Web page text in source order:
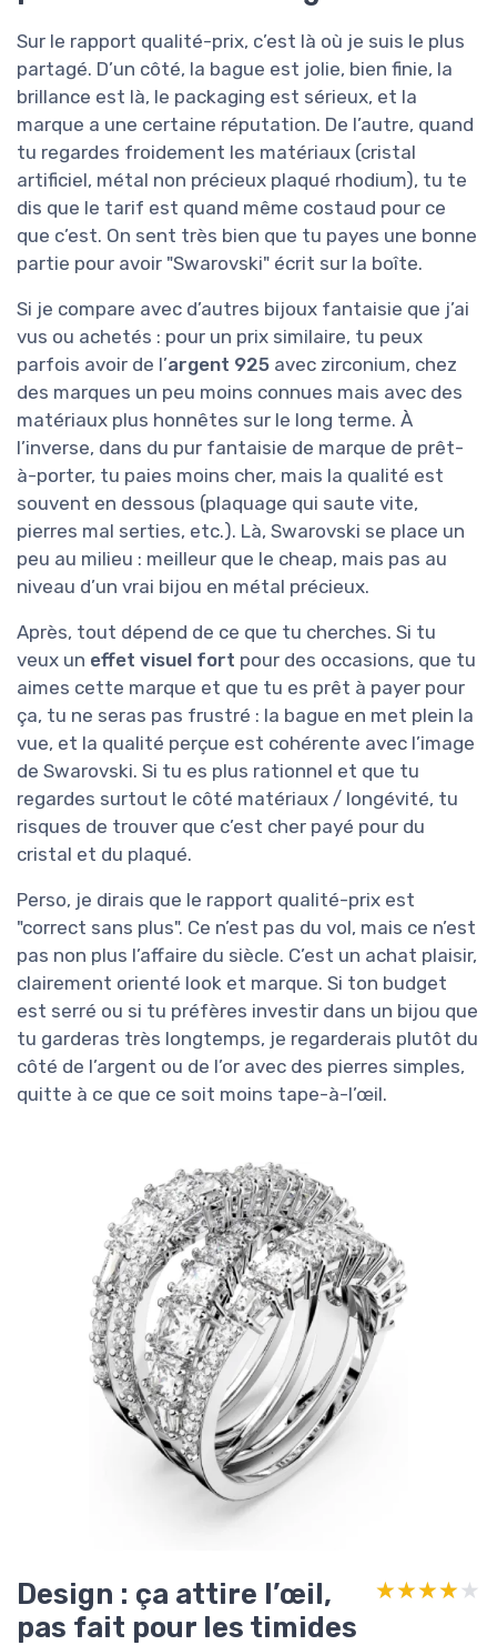
Sur le rapport qualité-prix, c’est là où je suis le plus
partagé. D’un côté, la bague est jolie, bien finie, la
brillance est là, le packaging est sérieux, et la
marque a une certaine réputation. De l’autre, quand
tu regardes froidement les matériaux (cristal
artificiel, métal non précieux plaqué rhodium), tu te
dis que le tarif est quand même costaud pour ce
que c’est. On sent très bien que tu payes une bonne
partie pour avoir "Swarovski" écrit sur la boîte.
Si je compare avec d’autres bijoux fantaisie que j’ai
vus ou achetés : pour un prix similaire, tu peux
parfois avoir de l’argent 925 avec zirconium, chez
des marques un peu moins connues mais avec des
matériaux plus honnêtes sur le long terme. À
l’inverse, dans du pur fantaisie de marque de prêt-
à-porter, tu paies moins cher, mais la qualité est
souvent en dessous (plaquage qui saute vite,
pierres mal serties, etc.). Là, Swarovski se place un
peu au milieu : meilleur que le cheap, mais pas au
niveau d’un vrai bijou en métal précieux.
Après, tout dépend de ce que tu cherches. Si tu
veux un effet visuel fort pour des occasions, que tu
aimes cette marque et que tu es prêt à payer pour
ça, tu ne seras pas frustré : la bague en met plein la
vue, et la qualité perçue est cohérente avec l’image
de Swarovski. Si tu es plus rationnel et que tu
regardes surtout le côté matériaux / longévité, tu
risques de trouver que c’est cher payé pour du
cristal et du plaqué.
Perso, je dirais que le rapport qualité-prix est
"correct sans plus". Ce n’est pas du vol, mais ce n’est
pas non plus l’affaire du siècle. C’est un achat plaisir,
clairement orienté look et marque. Si ton budget
est serré ou si tu préfères investir dans un bijou que
tu garderas très longtemps, je regarderais plutôt du
côté de l’argent ou de l’or avec des pierres simples,
quitte à ce que ce soit moins tape-à-l’œil.
Design : ça attire l’œil,
pas fait pour les timides
★★★★★
★★★★★